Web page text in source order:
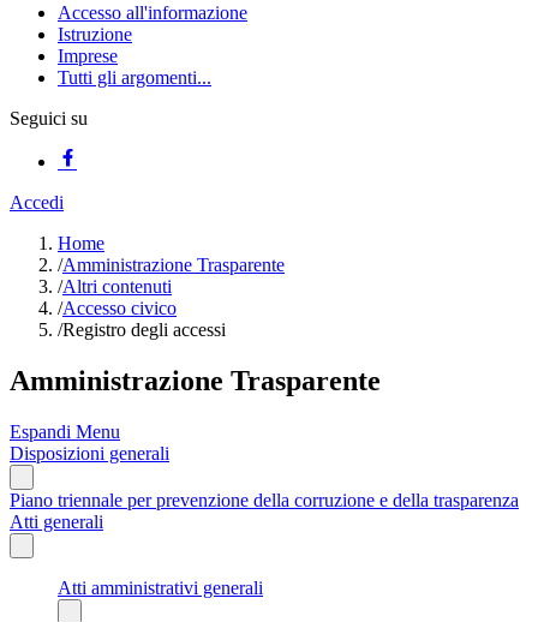
Accesso all'informazione
Istruzione
Imprese
Tutti gli argomenti...
Seguici su
Accedi
Home
/Amministrazione Trasparente
/Altri contenuti
/Accesso civico
/Registro degli accessi
Amministrazione Trasparente
Espandi Menu
Disposizioni generali
Piano triennale per prevenzione della corruzione e della trasparenza
Atti generali
Atti amministrativi generali